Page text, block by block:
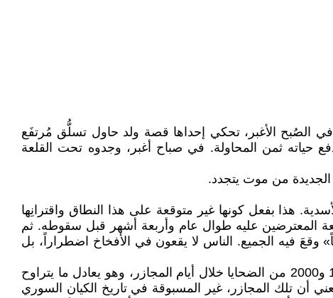
السوري الذي توفي قبل سنوات، مجموعة قصصية مبكرة من عام 1968 عنوانها: دماء في الصُبح الأغبر، تحكي إحداها قصة ولد حاول تسلُّق مُرتفَع
حياته ثمن المحاولة. في صباح أغبر، وجدوه تحت القلعة
من موت يتجدد.
هذا بفعل كونها غير متوقعة على هذا النطاق واقترانِها
المعترضين عليه طوال عام وأربعة أشهر قبل سقوطه. ثم
وقعَ فيه الجميع. الناس لا يقعون في الأفخاخ اضطراراً، بل
بحسب معطيات إحصائية موروثة ليس بحوزتنا غيرها، يُشكل الدروز نحو 3 بالمئة من السوريين، سقط منهم ما بين 1000 و2000 من الضحايا خلال أيام المجازر، وهو يعادل ما يتراوح
العرب بين السوريين: نحو 70 بالمئة من السكان. وهو ما يعني أن تلك المجازر، غير المسبوقة في تاريخ الكيان السوري